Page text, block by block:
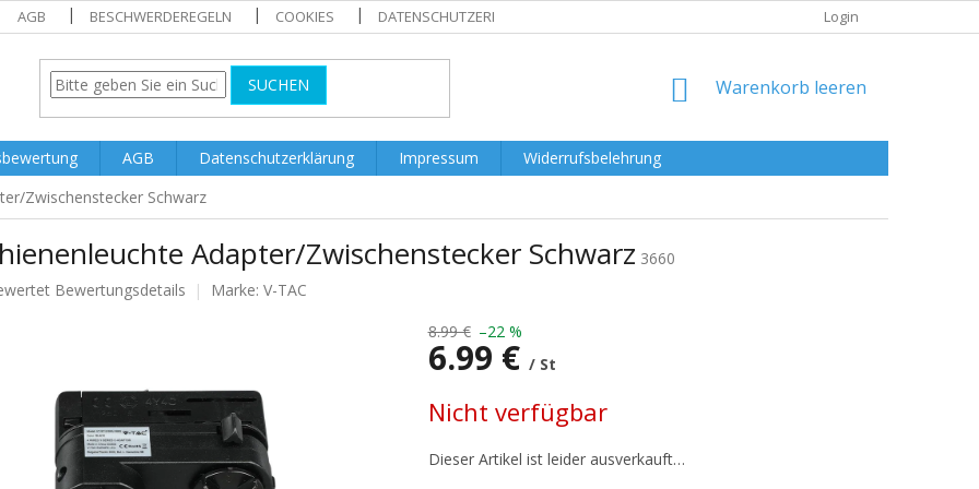
AGB BESCHWERDEREGELN COOKIES DATENSCHUTZERKLÄRUNG Login
SUCHEN WARENKORB
Warenkorb leeren
AGB Datenschutzerklärung Impressum
Widerrufsbelehrung
Zwischenstecker Schwarz
Adapter/Zwischenstecker Schwarz 3660
Bewertungsdetails Marke: V-TAC
8.99 € –22 %
6.99 € / St
Nicht verfügbar
Dieser Artikel ist leider ausverkauft…